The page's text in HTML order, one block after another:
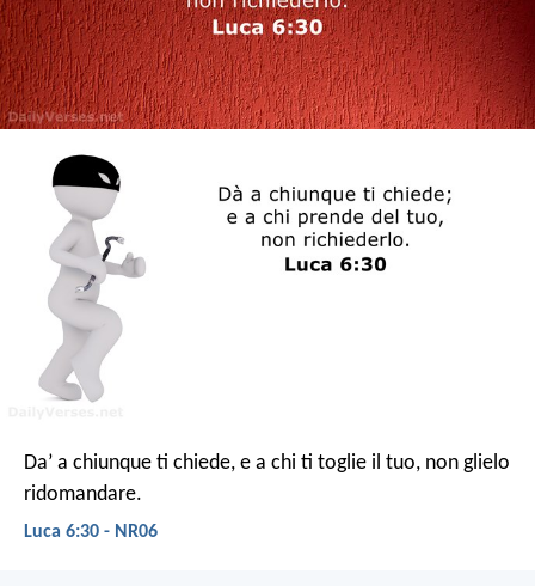
Da’ a chiunque ti chiede, e a chi ti toglie il tuo, non glielo
ridomandare.
Luca 6:30 - NR06